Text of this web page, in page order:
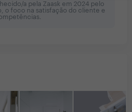
a pela Zaask em 2024 pelo
o foco na satisfação do cliente e